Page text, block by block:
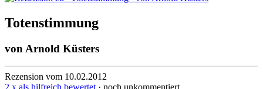
Totenstimmung
von Arnold Küsters
Rezension vom 10.02.2012